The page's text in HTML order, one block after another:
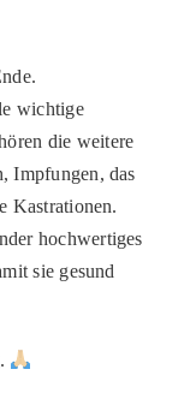
wichtige
die weitere
Impfungen, das
Kastrationen.
hochwertiges
sie gesund